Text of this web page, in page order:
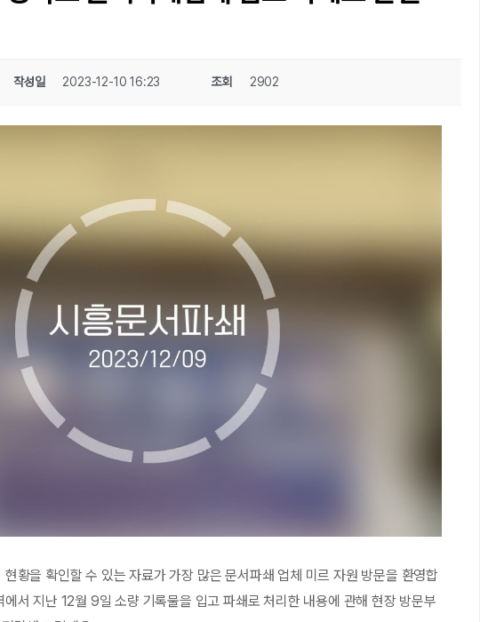
작성일 2023-12-10 16:23 조회 2902
황을 확인할 수 있는 자료가 가장 많은 문서파쇄 업체 미르 자원 방문을 환영합
서 지난 12월 9일 소량 기록물을 입고 파쇄로 처리한 내용에 관해 현장 방문부